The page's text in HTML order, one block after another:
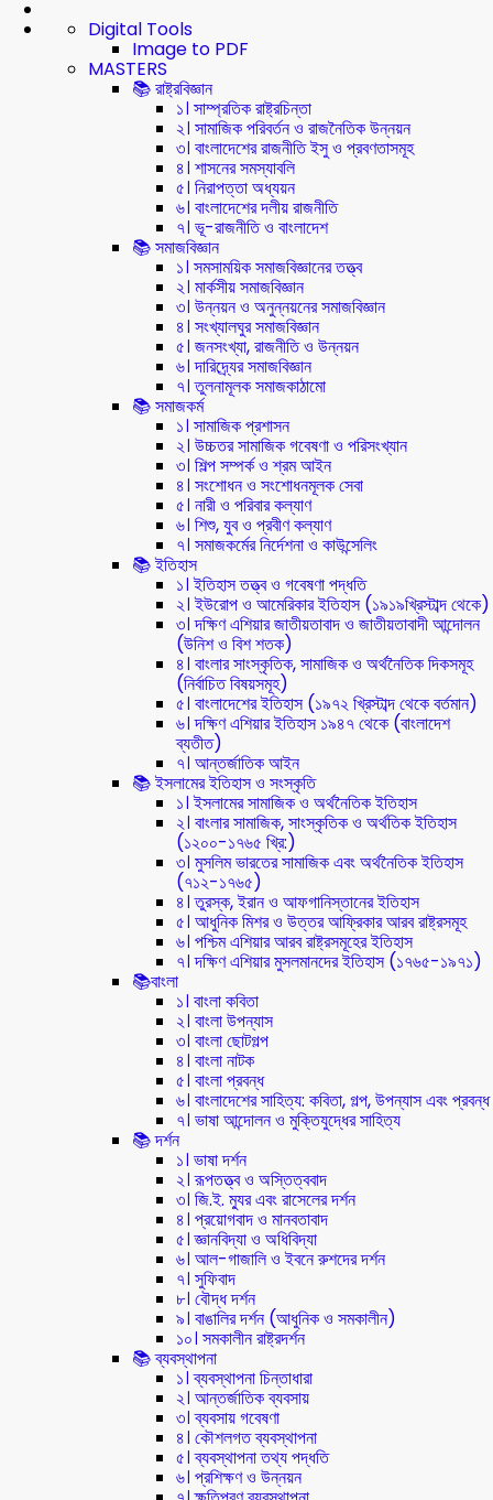
Digital Tools
Image to PDF
MASTERS
📚 রাষ্ট্রবিজ্ঞান
১। সাম্প্রতিক রাষ্ট্রচিন্তা
২। সামাজিক পরিবর্তন ও রাজনৈতিক উন্নয়ন
৩। বাংলাদেশের রাজনীতি ইসু ও প্রবণতাসমূহ
৪। শাসনের সমস্যাবলি
৫। নিরাপত্তা অধ্যয়ন
৬। বাংলাদেশের দলীয় রাজনীতি
৭। ভূ-রাজনীতি ও বাংলাদেশ
📚 সমাজবিজ্ঞান
১। সমসাময়িক সমাজবিজ্ঞানের তত্ত্ব
২। মার্কসীয় সমাজবিজ্ঞান
৩। উন্নয়ন ও অনুন্নয়নের সমাজবিজ্ঞান
৪। সংখ্যালঘুর সমাজবিজ্ঞান
৫। জনসংখ্যা, রাজনীতি ও উন্নয়ন
৬। দারিদ্র্যের সমাজবিজ্ঞান
৭। তুলনামূলক সমাজকাঠামো
📚 সমাজকর্ম
১। সামাজিক প্রশাসন
২। উচ্চতর সামাজিক গবেষণা ও পরিসংখ্যান
৩। শিল্প সম্পর্ক ও শ্রম আইন
৪। সংশোধন ও সংশোধনমূলক সেবা
৫। নারী ও পরিবার কল্যাণ
৬। শিশু, যুব ও প্রবীণ কল্যাণ
৭। সমাজকর্মের নির্দেশনা ও কাউন্সেলিং
📚 ইতিহাস
১। ইতিহাস তত্ত্ব ও গবেষণা পদ্ধতি
২। ইউরোপ ও আমেরিকার ইতিহাস (১৯১৯খ্রিস্টাব্দ থেকে)
৩। দক্ষিণ এশিয়ার জাতীয়তাবাদ ও জাতীয়তাবাদী আন্দোলন
(উনিশ ও বিশ শতক)
৪। বাংলার সাংস্কৃতিক, সামাজিক ও অর্থনৈতিক দিকসমূহ
(নির্বাচিত বিষয়সমূহ)
৫। বাংলাদেশের ইতিহাস (১৯৭২ খ্রিস্টাব্দ থেকে বর্তমান)
৬। দক্ষিণ এশিয়ার ইতিহাস ১৯৪৭ থেকে (বাংলাদেশ
ব্যতীত)
৭। আন্তর্জাতিক আইন
📚 ইসলামের ইতিহাস ও সংস্কৃতি
১। ইসলামের সামাজিক ও অর্থনৈতিক ইতিহাস
২। বাংলার সামাজিক, সাংস্কৃতিক ও অর্থতিক ইতিহাস
(১২০০-১৭৬৫ খ্রি:)
৩। মুসলিম ভারতের সামাজিক এবং অর্থনৈতিক ইতিহাস
(৭১২-১৭৬৫)
৪। তুরস্ক, ইরান ও আফগানিস্তানের ইতিহাস
৫। আধুনিক মিশর ও উত্তর আফ্রিকার আরব রাষ্ট্রসমূহ
৬। পশ্চিম এশিয়ার আরব রাষ্ট্রসমূহের ইতিহাস
৭। দক্ষিণ এশিয়ার মুসলমানদের ইতিহাস (১৭৬৫-১৯৭১)
📚বাংলা
১। বাংলা কবিতা
২। বাংলা উপন্যাস
৩। বাংলা ছোটগল্প
৪। বাংলা নাটক
৫। বাংলা প্রবন্ধ
৬। বাংলাদেশের সাহিত্য: কবিতা, গল্প, উপন্যাস এবং প্রবন্ধ
৭। ভাষা আন্দোলন ও মুক্তিযুদ্ধের সাহিত্য
📚 দর্শন
১। ভাষা দর্শন
২। রূপতত্ত্ব ও অস্তিত্ববাদ
৩। জি.ই. ম্যুর এবং রাসেলের দর্শন
৪। প্রয়োগবাদ ও মানবতাবাদ
৫। জ্ঞানবিদ্যা ও অধিবিদ্যা
৬। আল-গাজালি ও ইবনে রুশদের দর্শন
৭। সুফিবাদ
৮। বৌদ্ধ দর্শন
৯। বাঙালির দর্শন (আধুনিক ও সমকালীন)
১০। সমকালীন রাষ্ট্রদর্শন
📚 ব্যবস্থাপনা
১। ব্যবস্থাপনা চিন্তাধারা
২। আন্তর্জাতিক ব্যবসায়
৩। ব্যবসায় গবেষণা
৪। কৌশলগত ব্যবস্থাপনা
৫। ব্যবস্থাপনা তথ্য পদ্ধতি
৬। প্রশিক্ষণ ও উন্নয়ন